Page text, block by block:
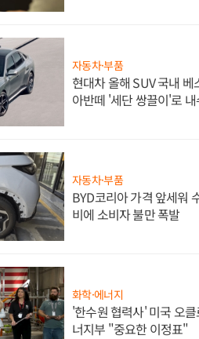
자동차·부품
현대차 올해 SUV 국내
아반떼 '세단 쌍끌이'로
자동차·부품
BYD코리아 가격 앞세워
비에 소비자 불만 폭발
화학·에너지
'한수원 협력사' 미국 오
너지부 "중요한 이정표"